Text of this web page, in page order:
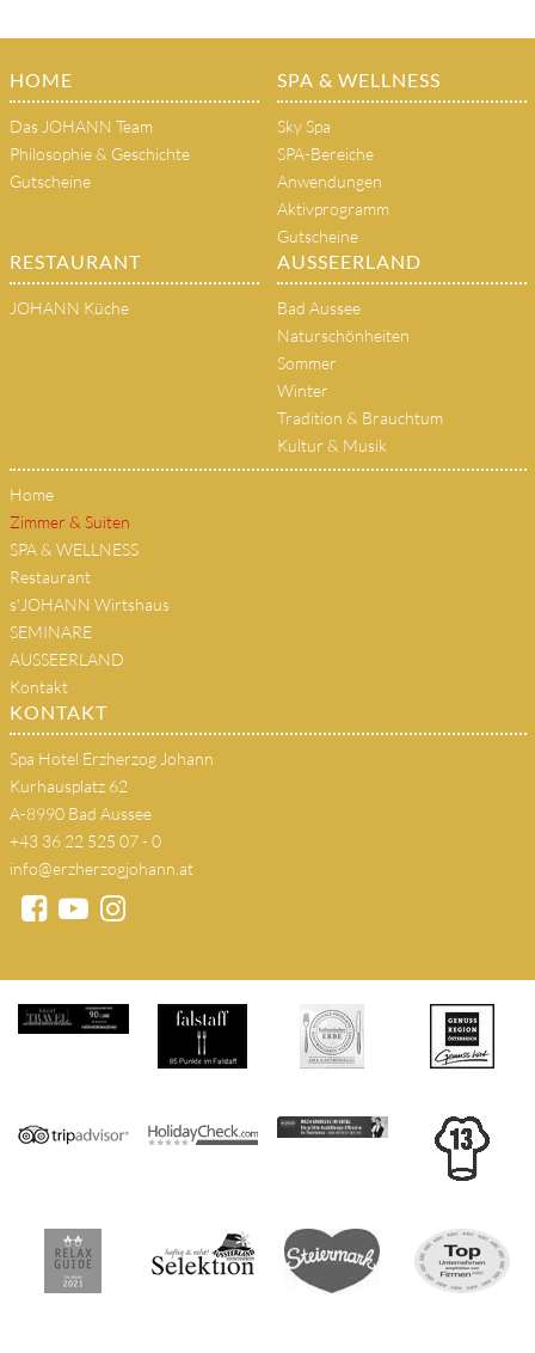
HOME
Das JOHANN Team
Philosophie & Geschichte
Gutscheine
SPA & WELLNESS
Sky Spa
SPA-Bereiche
Anwendungen
Aktivprogramm
Gutscheine
RESTAURANT
JOHANN Küche
AUSSEERLAND
Bad Aussee
Naturschönheiten
Sommer
Winter
Tradition & Brauchtum
Kultur & Musik
Home
Zimmer & Suiten
SPA & WELLNESS
Restaurant
s'JOHANN Wirtshaus
SEMINARE
AUSSEERLAND
Kontakt
KONTAKT
Spa Hotel Erzherzog Johann
Kurhausplatz 62
A-8990 Bad Aussee
+43 36 22 525 07 - 0
info@erzherzogjohann.at